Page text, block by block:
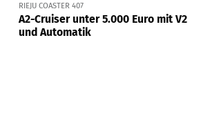
RIEJU COASTER 407
A2-Cruiser unter 5.000 Euro mit V2
und Automatik